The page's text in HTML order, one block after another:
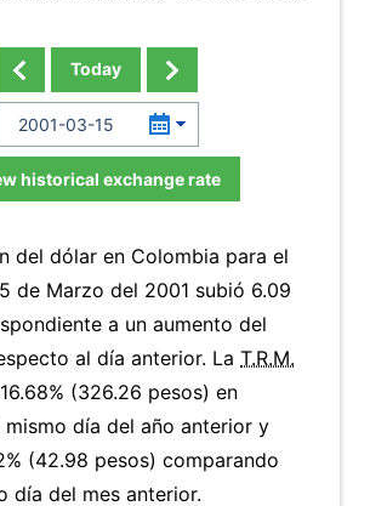
Today
historical exchange rate
del dólar en Colombia para el
de Marzo del 2001 subió 6.09
a un aumento del
al día anterior. La T.R.M.
(326.26 pesos) en
mismo día del año anterior y
(42.98 pesos) comparando
día del mes anterior.